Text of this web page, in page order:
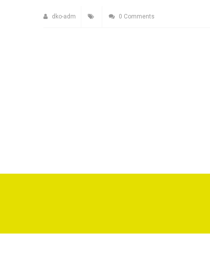
dko-adm 0 Comments